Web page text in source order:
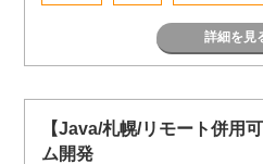
詳細を見
【Java/札幌/リモート併用
ム開発